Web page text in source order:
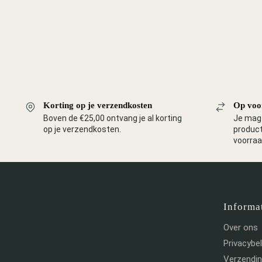
Korting op je verzendkosten
Boven de €25,00 ontvang je al korting
op je verzendkosten.
Op
Je
Over ons